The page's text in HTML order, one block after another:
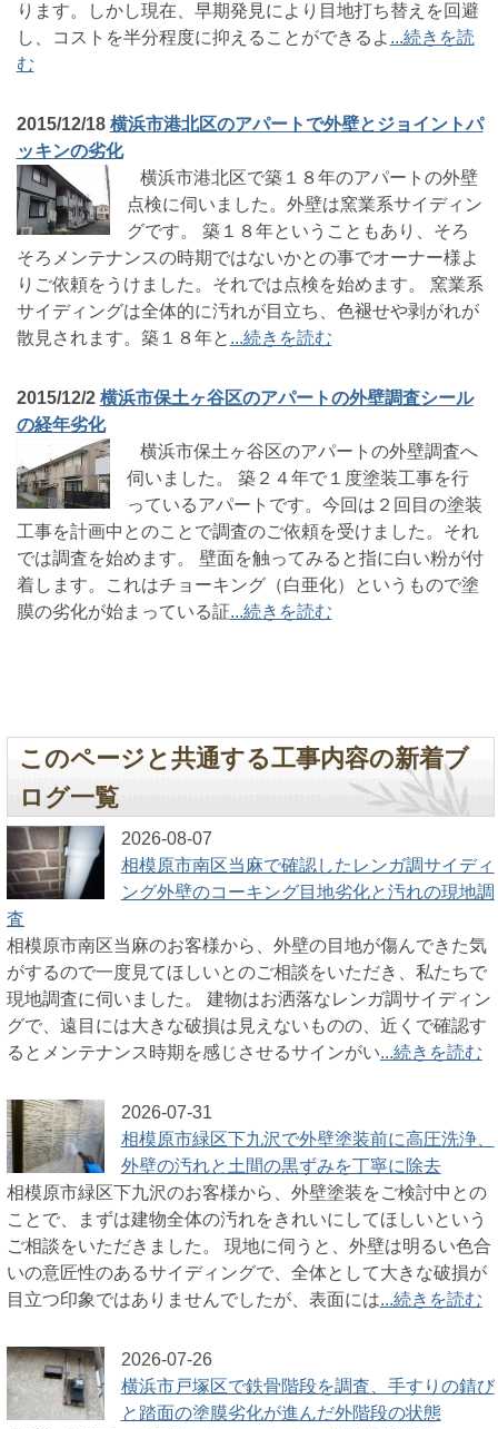
ります。しかし現在、早期発見により目地打ち替えを回避
し、コストを半分程度に抑えることができるよ ...続きを読
む
2015/12/18 横浜市港北区のアパートで外壁とジョイントパ
ッキンの劣化
横浜市港北区で築１８年のアパートの外壁
点検に伺いました。外壁は窯業系サイディン
グです。 築１８年ということもあり、そろ
そろメンテナンスの時期ではないかとの事でオーナー様よ
りご依頼をうけました。それでは点検を始めます。 窯業系
サイディングは全体的に汚れが目立ち、色褪せや剥がれが
散見されます。築１８年と ...続きを読む
2015/12/2 横浜市保土ヶ谷区のアパートの外壁調査シール
の経年劣化
横浜市保土ヶ谷区のアパートの外壁調査へ
伺いました。 築２４年で１度塗装工事を行
っているアパートです。今回は２回目の塗装
工事を計画中とのことで調査のご依頼を受けました。それ
では調査を始めます。 壁面を触ってみると指に白い粉が付
着します。これはチョーキング（白亜化）というもので塗
膜の劣化が始まっている証...続きを読む
このページと共通する工事内容の新着ブ
ログ一覧
2026-08-07
相模原市南区当麻で確認したレンガ調サイディ
ング外壁のコーキング目地劣化と汚れの現地調
査
相模原市南区当麻のお客様から、外壁の目地が傷んできた気
がするので一度見てほしいとのご相談をいただき、私たちで
現地調査に伺いました。 建物はお洒落なレンガ調サイディン
グで、遠目には大きな破損は見えないものの、近くで確認す
るとメンテナンス時期を感じさせるサインがい...続きを読む
2026-07-31
相模原市緑区下九沢で外壁塗装前に高圧洗浄、
外壁の汚れと土間の黒ずみを丁寧に除去
相模原市緑区下九沢のお客様から、外壁塗装をご検討中との
ことで、まずは建物全体の汚れをきれいにしてほしいという
ご相談をいただきました。 現地に伺うと、外壁は明るい色合
いの意匠性のあるサイディングで、全体として大きな破損が
目立つ印象ではありませんでしたが、表面には...続きを読む
2026-07-26
横浜市戸塚区で鉄骨階段を調査、手すりの錆び
と踏面の塗膜劣化が進んだ外階段の状態